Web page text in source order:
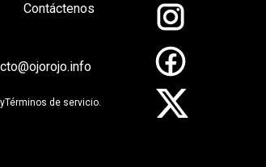
Contáctenos
yTérminos de servicio.